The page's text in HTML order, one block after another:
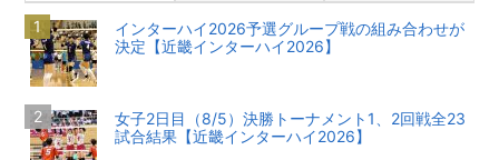
インターハイ2026予選グループ戦の組み合わせが
決定【近畿インターハイ2026】
女子2日目（8/5）決勝トーナメント1、2回戦全23
試合結果【近畿インターハイ2026】